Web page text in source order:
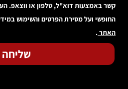
קשר באמצעות דוא"ל, טלפון או ווצאפ.
החופשי ועל מסירת הפרטים והשימוש
האתר.
שליחה